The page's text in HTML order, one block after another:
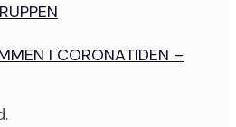
I CORONATIDEN –